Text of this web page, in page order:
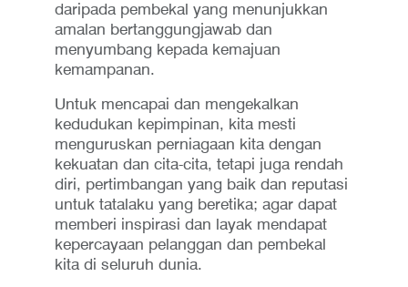
daripada pembekal yang menunjukkan
amalan bertanggungjawab dan
menyumbang kepada kemajuan
kemampanan.
Untuk mencapai dan mengekalkan
kedudukan kepimpinan, kita mesti
menguruskan perniagaan kita dengan
kekuatan dan cita-cita, tetapi juga rendah
diri, pertimbangan yang baik dan reputasi
untuk tatalaku yang beretika; agar dapat
memberi inspirasi dan layak mendapat
kepercayaan pelanggan dan pembekal
kita di seluruh dunia.